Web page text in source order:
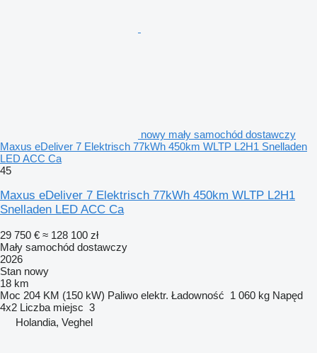
nowy mały samochód dostawczy
Maxus eDeliver 7 Elektrisch 77kWh 450km WLTP L2H1 Snelladen
LED ACC Ca
45
Maxus eDeliver 7 Elektrisch 77kWh 450km WLTP L2H1
Snelladen LED ACC Ca
29 750 € ≈ 128 100 zł
Mały samochód dostawczy
2026
Stan nowy
18 km
Moc 204 KM (150 kW) Paliwo elektr. Ładowność 1 060 kg Napęd
4x2 Liczba miejsc 3
Holandia, Veghel